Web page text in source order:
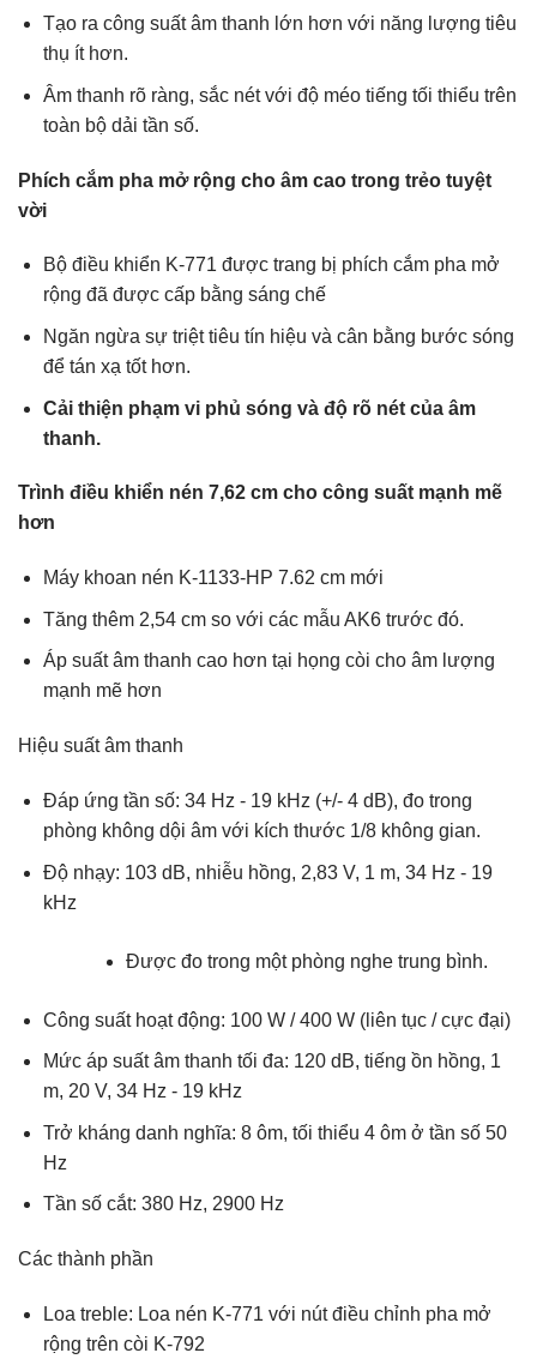
Tạo ra công suất âm thanh lớn hơn với năng lượng tiêu
thụ ít hơn.
Âm thanh rõ ràng, sắc nét với độ méo tiếng tối thiểu trên
toàn bộ dải tần số.
Phích cắm pha mở rộng cho âm cao trong trẻo tuyệt
vời
Bộ điều khiển K-771 được trang bị phích cắm pha mở
rộng đã được cấp bằng sáng chế
Ngăn ngừa sự triệt tiêu tín hiệu và cân bằng bước sóng
để tán xạ tốt hơn.
Cải thiện phạm vi phủ sóng và độ rõ nét của âm
thanh.
Trình điều khiển nén 7,62 cm cho công suất mạnh mẽ
hơn
Máy khoan nén K-1133-HP 7.62 cm mới
Tăng thêm 2,54 cm so với các mẫu AK6 trước đó.
Áp suất âm thanh cao hơn tại họng còi cho âm lượng
mạnh mẽ hơn
Hiệu suất âm thanh
Đáp ứng tần số: 34 Hz ​​- 19 kHz (+/- 4 dB), đo trong
phòng không dội âm với kích thước 1/8 không gian.
Độ nhạy: 103 dB, nhiễu hồng, 2,83 V, 1 m, 34 Hz ​​- 19
kHz
Được đo trong một phòng nghe trung bình.
Công suất hoạt động: 100 W / 400 W (liên tục / cực đại)
Mức áp suất âm thanh tối đa: 120 dB, tiếng ồn hồng, 1
m, 20 V, 34 Hz ​​- 19 kHz
Trở kháng danh nghĩa: 8 ôm, tối thiểu 4 ôm ở tần số 50
Hz
Tần số cắt: 380 Hz, 2900 Hz
Các thành phần
Loa treble: Loa nén K-771 với nút điều chỉnh pha mở
rộng trên còi K-792